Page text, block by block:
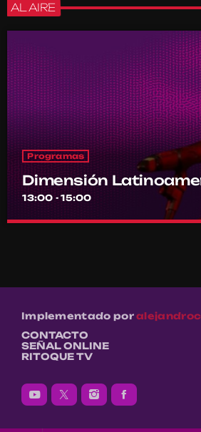
AL AIRE
Programas
Dimensión
13:00 - 15:00
Los sonidos de un continente en la voz
Implementado por
CONTACTO
SEÑAL ONLINE
RITOQUE TV